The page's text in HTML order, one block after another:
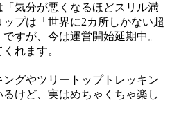
気分が悪くなるほどスリル満
プは「世界に2カ所しかない超
すが、今は運営開始延期中。
れます。
グやツリートップトレッキン
けど、実はめちゃくちゃ楽し